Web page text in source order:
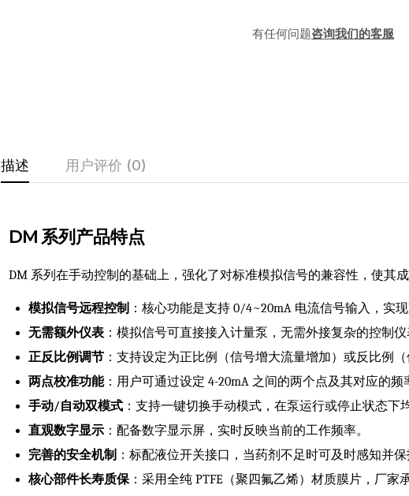
有任何问题咨询我们的客服
描述 用户评价 (0)
DM 系列产品特点
DM 系列在手动控制的基础上，强化了对标准模拟信号的兼容性，使其
模拟信号远程控制 ：核心功能是支持 0/4~20mA 电流信号输入，实
无需额外仪表 ：模拟信号可直接接入计量泵，无需外接复杂的控制仪
正反比例调节 ：支持设定为正比例（信号增大流量增加）或反比例
两点校准功能：用户可通过设定 4-20mA 之间的两个点及其对应的频
手动/自动双模式 ：支持一键切换手动模式，在泵运行或停止状态下
直观数字显示 ：配备数字显示屏，实时反映当前的工作频率。
完善的安全机制 ：标配液位开关接口，当药剂不足时可及时感知并保
核心部件长寿质保：采用全纯 PTFE（聚四氟乙烯）材质膜片，厂家